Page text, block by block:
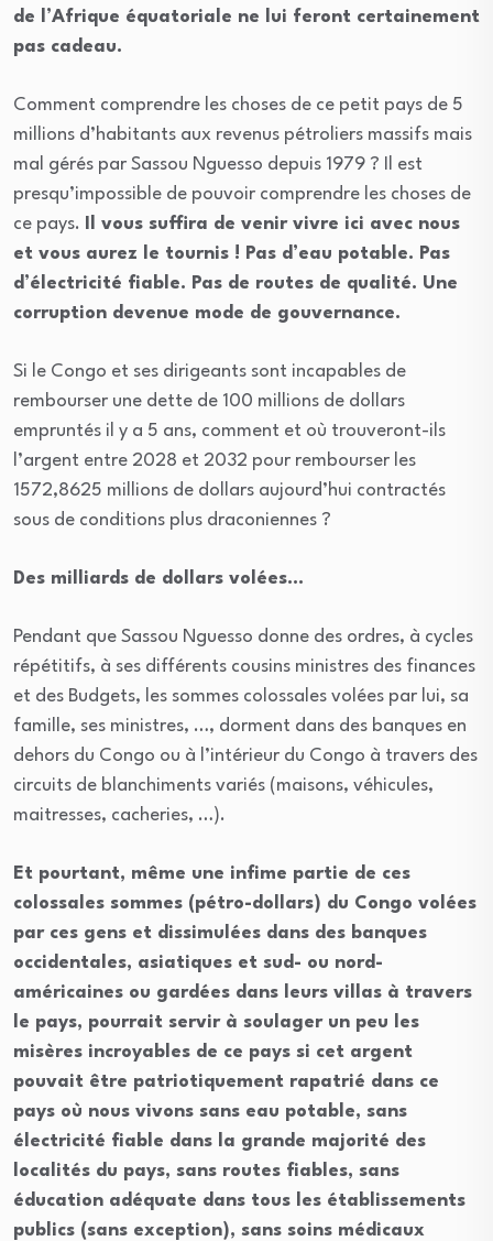
de l’Afrique équatoriale ne lui feront certainement
pas cadeau.
Comment comprendre les choses de ce petit pays de 5
millions d’habitants aux revenus pétroliers massifs mais
mal gérés par Sassou Nguesso depuis 1979 ? Il est
presqu’impossible de pouvoir comprendre les choses de
ce pays.
Il vous suffira de venir vivre ici avec nous
et vous aurez le tournis ! Pas d’eau potable. Pas
d’électricité fiable. Pas de routes de qualité. Une
corruption devenue mode de gouvernance.
Si le Congo et ses dirigeants sont incapables de
rembourser une dette de 100 millions de dollars
empruntés il y a 5 ans, comment et où trouveront-ils
l’argent entre 2028 et 2032 pour rembourser les
1572,8625 millions de dollars aujourd’hui contractés
sous de conditions plus draconiennes ?
Des milliards de dollars volées…
Pendant que Sassou Nguesso donne des ordres, à cycles
répétitifs, à ses différents cousins ministres des finances
et des Budgets, les sommes colossales volées par lui, sa
famille, ses ministres, …, dorment dans des banques en
dehors du Congo ou à l’intérieur du Congo à travers des
circuits de blanchiments variés (maisons, véhicules,
maitresses, cacheries, …).
Et pourtant, même une infime partie de ces
colossales sommes (pétro-dollars) du Congo volées
par ces gens et dissimulées dans des banques
occidentales, asiatiques et sud- ou nord-
américaines ou gardées dans leurs villas à travers
le pays, pourrait servir à soulager un peu les
misères incroyables de ce pays si cet argent
pouvait être patriotiquement rapatrié dans ce
pays où nous vivons sans eau potable, sans
électricité fiable dans la grande majorité des
localités du pays, sans routes fiables, sans
éducation adéquate dans tous les établissements
publics (sans exception), sans soins médicaux